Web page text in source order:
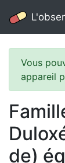
Vous
appareil
de)